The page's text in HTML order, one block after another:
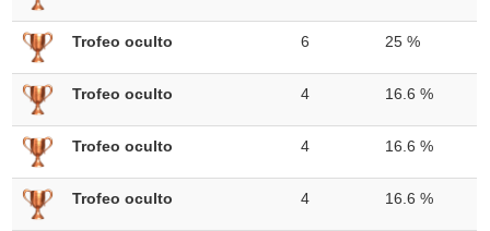
Trofeo oculto 6 25 %
Trofeo oculto 4 16.6 %
Trofeo oculto 4 16.6 %
Trofeo oculto 4 16.6 %